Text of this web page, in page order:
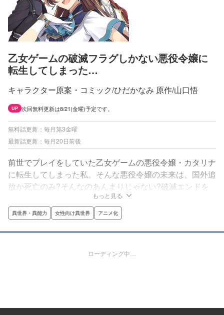
乙女ゲームの破滅フラグしかない悪役令嬢に
転生してしまった…
キャラクター原案・コミック/ひだかなみ 原作/山口悟
UP 次回無料更新は8/21(金曜)予定です。
無料話更新：毎月第3金曜
最新話更新：毎月20日前後
前世でプレイをしていた乙女ゲームの悪役令嬢・カタリナ
に転生してしまった私。そんな悪役令嬢の未来は、国外追
放か死亡のみ?そんなのあんまりじゃない?破滅エンドを
回避するために奔走してたら、今度は恋愛フラグが立ちま
くり?「一迅社文庫アイリス」で人気沸騰中、山口悟の破
滅回避ラブコメディをキャラクター原案のひだかなみが
「月刊コミックゼロサム」で連載中の話題作！
もっと見る
異世界・異能力 女性向け異世界 アニメ化
ローディング中…